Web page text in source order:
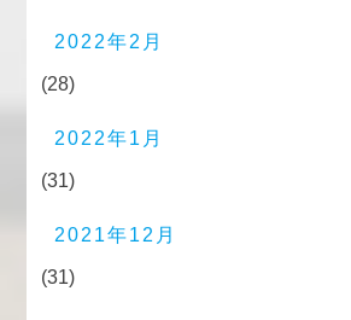
2022年2月
(28)
2022年1月
(31)
2021年12月
(31)